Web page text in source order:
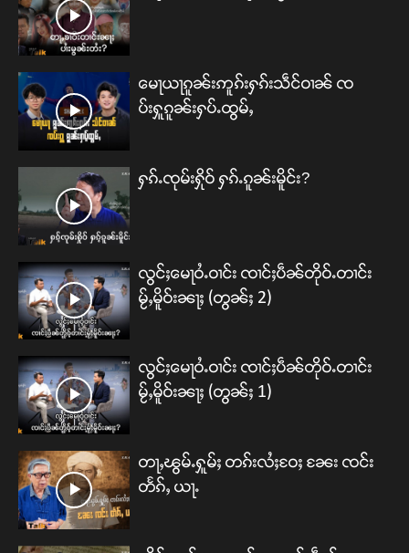
မေႃယႃၵူၼ်းဢူၵ်းႁၵ်းသဵင်ဝၢၼ် ၸ
ပ်းႁူၵူၼ်းႁပ်ႉထွမ်ႇ
ႁၵ်ႉၸုမ်းႁိုဝ် ႁၵ်ႉၵူၼ်းမိူင်း?
လွင်ႈမေႃဝႆႉဝၢင်း ၸၢင်ႈပဵၼ်တိုဝ်ႉတၢင်း
မႂ်ႇမိူဝ်းၼႃႈ (တွၼ်ႈ 2)
လွင်ႈမေႃဝႆႉဝၢင်း ၸၢင်ႈပဵၼ်တိုဝ်ႉတၢင်း
မႂ်ႇမိူဝ်းၼႃႈ (တွၼ်ႈ 1)
တႃႇၽွမ်ႉႁူမ်ႈ တၵ်းလႆႈဝႄႈ ၼႄး ၸင်း
တႅၵ်ႇ ယႃႉ